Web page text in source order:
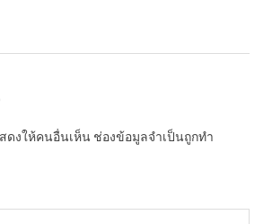
ดงให้คนอื่นเห็น ช่องข้อมูลจำเป็นถูกทำ